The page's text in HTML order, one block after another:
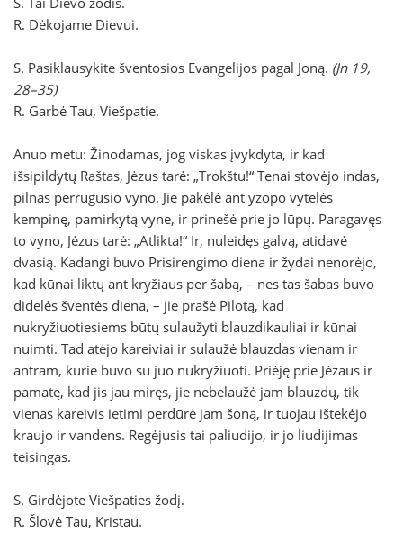
R. Dėkojame Dievui.
S. Pasiklausykite šventosios Evangelijos pagal Joną. (Jn 19,
28–35)
R. Garbė Tau, Viešpatie.
Anuo metu: Žinodamas, jog viskas įvykdyta, ir kad
išsipildytų Raštas, Jėzus tarė: „Trokštu!“ Tenai stovėjo indas,
pilnas perrūgusio vyno. Jie pakėlė ant yzopo vytelės
kempinę, pamirkytą vyne, ir prinešė prie jo lūpų. Paragavęs
to vyno, Jėzus tarė: „Atlikta!“ Ir, nuleidęs galvą, atidavė
dvasią. Kadangi buvo Prisirengimo diena ir žydai nenorėjo,
kad kūnai liktų ant kryžiaus per šabą, – nes tas šabas buvo
didelės šventės diena, – jie prašė Pilotą, kad
nukryžiuotiesiems būtų sulaužyti blauzdikauliai ir kūnai
nuimti. Tad atėjo kareiviai ir sulaužė blauzdas vienam ir
antram, kurie buvo su juo nukryžiuoti. Priėję prie Jėzaus ir
pamatę, kad jis jau miręs, jie nebelaužė jam blauzdų, tik
vienas kareivis ietimi perdūrė jam šoną, ir tuojau ištekėjo
kraujo ir vandens. Regėjusis tai paliudijo, ir jo liudijimas
teisingas.
S. Girdėjote Viešpaties žodį.
R. Šlovė Tau, Kristau.